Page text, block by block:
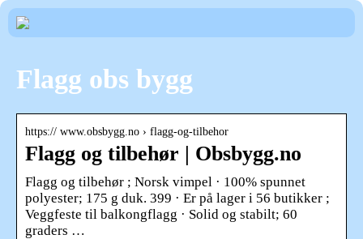
Flagg obs bygg
https:// www.obsbygg.no › flagg-og-tilbehor
Flagg og tilbehør | Obsbygg.no
Flagg og tilbehør ; Norsk vimpel · 100% spunnet
polyester; 175 g duk. 399 · Er på lager i 56 butikker ;
Veggfeste til balkongflagg · Solid og stabilt; 60
graders …